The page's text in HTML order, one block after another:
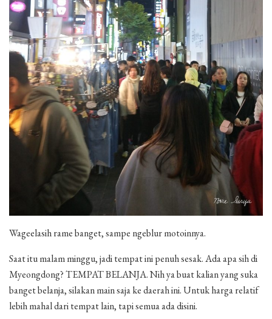
Wageelasih rame banget, sampe ngeblur motoinnya.
Saat itu malam minggu, jadi tempat ini penuh sesak. Ada apa sih di
Myeongdong? TEMPAT BELANJA. Nih ya buat kalian yang suka
banget belanja, silakan main saja ke daerah ini. Untuk harga relatif
lebih mahal dari tempat lain, tapi semua ada disini.